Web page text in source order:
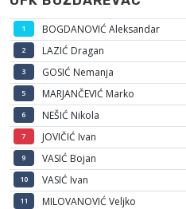
1 BOGDANOVIĆ Aleksandar
2 LAZIĆ Dragan
3 GOSIĆ Nemanja
5 MARJANČEVIĆ Marko
6 NEŠIĆ Nikola
7 JOVIČIĆ Ivan
9 VASIĆ Bojan
10 VASIĆ Ivan
11 MILOVANOVIĆ Veljko